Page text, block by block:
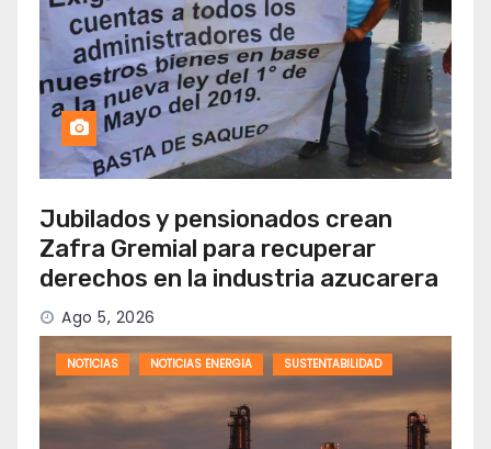
Jubilados y pensionados crean
Zafra Gremial para recuperar
derechos en la industria azucarera
Ago 5, 2026
NOTICIAS NOTICIAS ENERGIA SUSTENTABILIDAD